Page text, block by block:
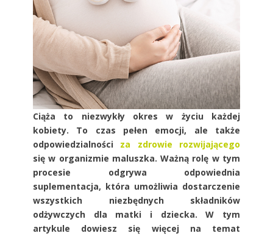
Ciąża to niezwykły okres w życiu każdej
kobiety. To czas pełen emocji, ale także
odpowiedzialności za zdrowie rozwijającego
się w organizmie maluszka. Ważną rolę w tym
procesie odgrywa odpowiednia
suplementacja, która umożliwia dostarczenie
wszystkich niezbędnych składników
odżywczych dla matki i dziecka. W tym
artykule dowiesz się więcej na temat